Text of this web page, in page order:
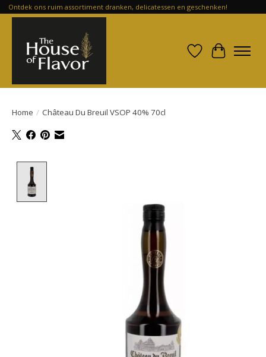
Ontdek ons ruim assortiment dranken, delicatessen en geschenken!
Verlanglijst
Home / Château Du Breuil VSOP 40% 70cl